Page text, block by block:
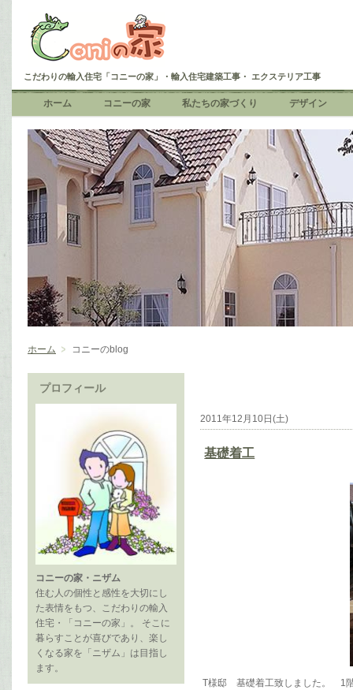
こだわりの輸入住宅「コニーの家」・輸入住宅建築工事・ エクステリア工事
ホーム コニーの家 私たちの家づくり デザイン
ホーム コニーのblog
プロフィール
コニーの家・ニザム
住む人の個性と感性を大切にし
た表情をもつ、こだわりの輸入
住宅・「コニーの家」。 そこに
暮らすことが喜びであり、楽し
くなる家を「ニザム」は目指し
ます。
2011年12月10日(土)
基礎着工
T様邸 基礎着工致しました。 1階